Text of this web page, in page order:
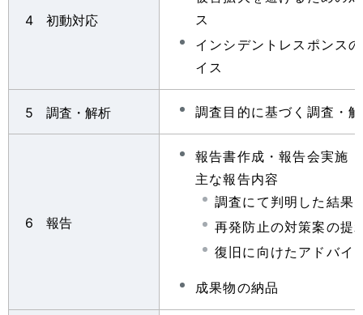
4 初動対応
ス
インシデントレスポンス
イス
5 調査・解析 調査目的に基づく調査・
6 報告
報告書作成・報告会実施
主な報告内容
調査にて判明した結果
再発防止の対策案の提
復旧に向けたアドバイ
成果物の納品